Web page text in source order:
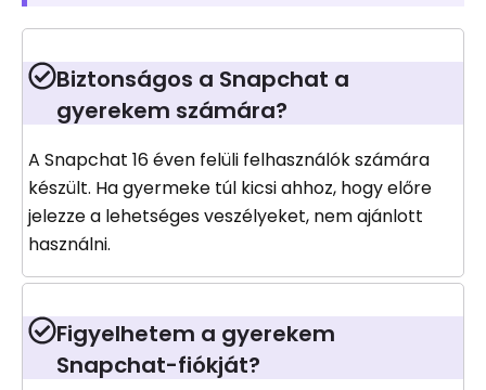
Biztonságos a Snapchat a
gyerekem számára?
A Snapchat 16 éven felüli felhasználók számára
készült. Ha gyermeke túl kicsi ahhoz, hogy előre
jelezze a lehetséges veszélyeket, nem ajánlott
használni.
Figyelhetem a gyerekem
Snapchat-fiókját?